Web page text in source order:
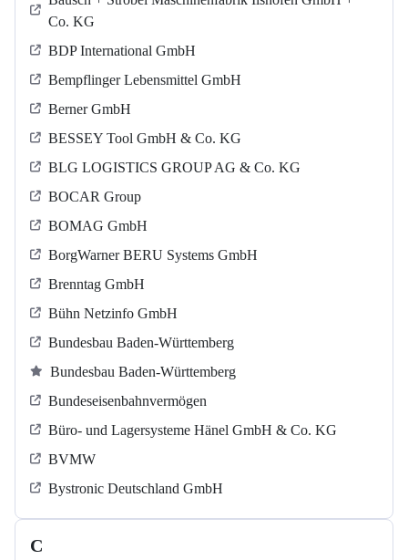
Co. KG
BDP International GmbH
Bempflinger Lebensmittel GmbH
Berner GmbH
BESSEY Tool GmbH & Co. KG
BLG LOGISTICS GROUP AG & Co. KG
BOCAR Group
BOMAG GmbH
BorgWarner BERU Systems GmbH
Brenntag GmbH
Bühn Netzinfo GmbH
Bundesbau Baden-Württemberg
Bundesbau Baden-Württemberg
Bundeseisenbahnvermögen
Büro- und Lagersysteme Hänel GmbH & Co. KG
BVMW
Bystronic Deutschland GmbH
C